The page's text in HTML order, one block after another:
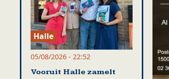
Halle
05/08/2026 - 22:52
Vooruit Halle zamelt